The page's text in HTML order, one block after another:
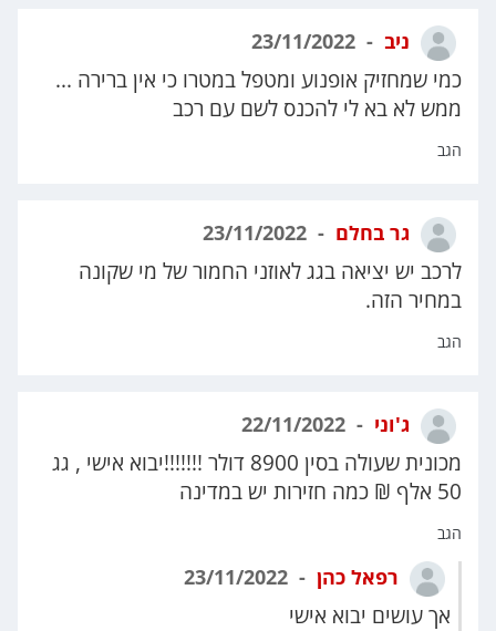
ניב
כמי שמחזיק אופנוע ומטפל במטרו כי אין ברירה ...
ממש לא בא לי להכנס לשם עם רכב
הגב
גר בחלם
לרכב יש יציאה בגג לאוזני החמור של מי שקונה
במחיר הזה.
הגב
ג'וני
מכונית שעולה בסין 8900 דולר !!!!!!!יבוא אישי , גג
50 אלף ₪ כמה חזירות יש במדינה
הגב
רפאל כהן
אך עושים יבוא אישי